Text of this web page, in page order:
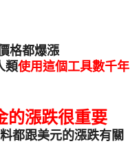
格都爆漲
類使用這個工具數千年
的漲跌很重要
都跟美元的漲跌有關